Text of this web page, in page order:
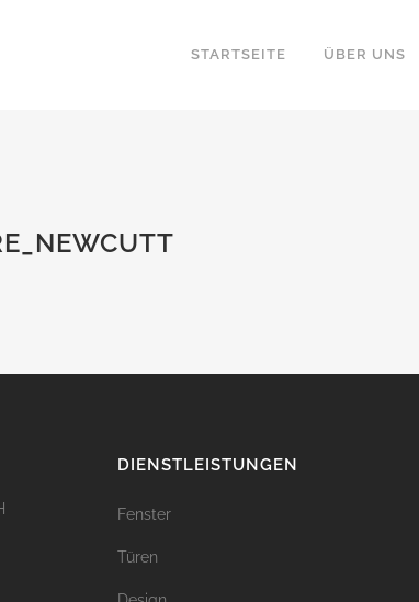
STARTSEITE ÜBER UNS
DIENSTLEISTUNGEN
Fenster
Türen